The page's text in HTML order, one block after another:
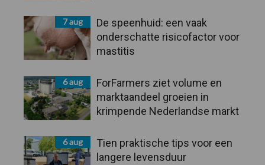
7 aug
De speenhuid: een vaak
onderschatte risicofactor voor
mastitis
6 aug
ForFarmers ziet volume en
marktaandeel groeien in
krimpende Nederlandse markt
6 aug
Tien praktische tips voor een
langere levensduur